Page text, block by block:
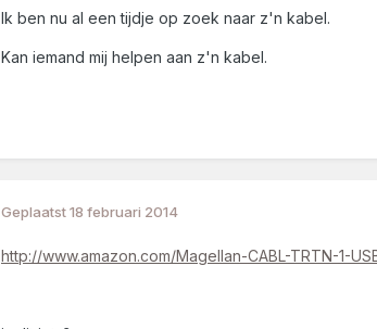
Ik ben nu al een tijdje op zoek naar z'n kabel.
Kan iemand mij helpen aan z'n kabel.
Geplaatst18 februari 2014
http://www.amazon.com/Magellan-CABL-TRTN-1-